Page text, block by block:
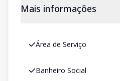
Mais informações
Área de Serviço
Banheiro Social